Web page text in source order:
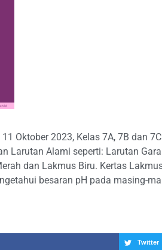
Oktober 2023, Kelas 7A, 7B dan
Larutan Alami seperti: Larutan
dan Lakmus Biru. Kertas
besaran pH pada masing-
Twitter